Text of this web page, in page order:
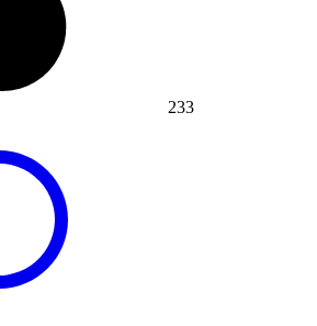
233